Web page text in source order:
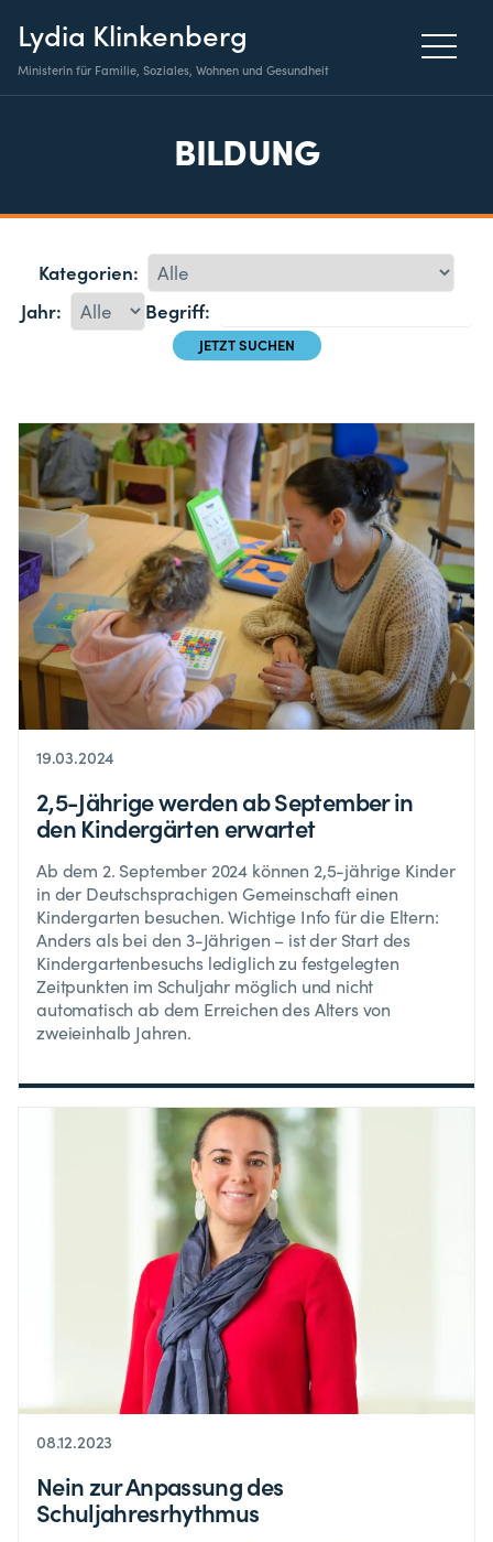
Lydia Klinkenberg
Ministerin für Familie, Soziales, Wohnen und Gesundheit
BILDUNG
Kategorien:
Jahr:
Begriff:
19.03.2024
2,5-Jährige werden ab September in
den Kindergärten erwartet
Ab dem 2. September 2024 können 2,5-jährige Kinder
in der Deutschsprachigen Gemeinschaft einen
Kindergarten besuchen. Wichtige Info für die Eltern:
Anders als bei den 3-Jährigen – ist der Start des
Kindergartenbesuchs lediglich zu festgelegten
Zeitpunkten im Schuljahr möglich und nicht
automatisch ab dem Erreichen des Alters von
zweieinhalb Jahren.
08.12.2023
Nein zur Anpassung des
Schuljahresrhythmus